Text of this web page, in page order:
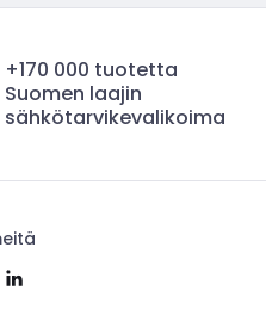
+170 000 tuotetta
Suomen laajin
sähkötarvikevalikoima